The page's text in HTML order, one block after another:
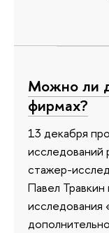
Можно ли
фирмах?
13 декабря
исследований
стажер-
Павел Травкин